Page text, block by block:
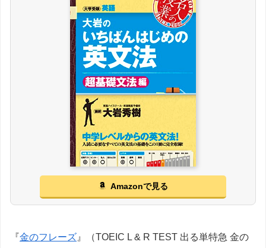
Amazonで見る
『金のフレーズ 』（TOEIC L & R TEST 出る単特急 金の